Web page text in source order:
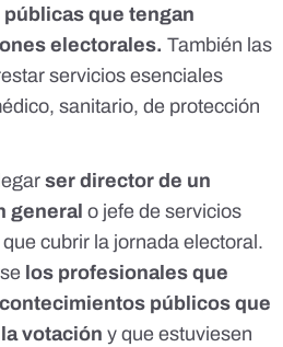
que tengan
electorales. También las
servicios esenciales
sanitario, de protección
ser director de un
general o jefe de servicios
cubrir la jornada electoral.
los profesionales que
públicos que
votación y que estuviesen